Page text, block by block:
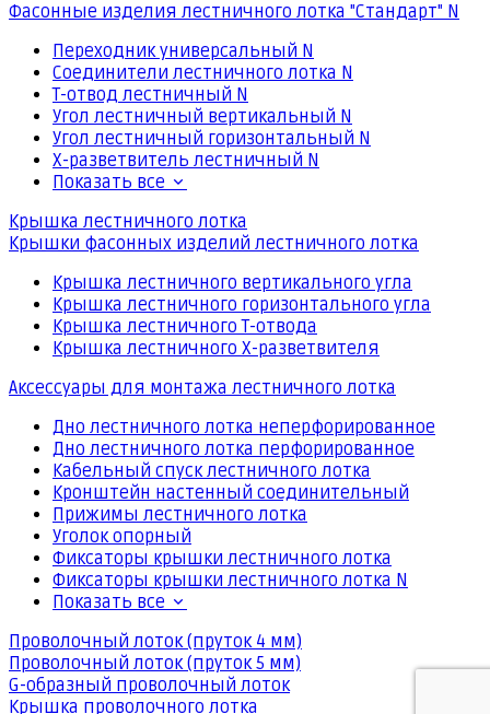
Фасонные изделия лестничного лотка "Стандарт" N
Переходник универсальный N
Соединители лестничного лотка N
Т-отвод лестничный N
Угол лестничный вертикальный N
Угол лестничный горизонтальный N
Х-разветвитель лестничный N
Показать все
Крышка лестничного лотка
Крышки фасонных изделий лестничного лотка
Крышка лестничного вертикального угла
Крышка лестничного горизонтального угла
Крышка лестничного Т-отвода
Крышка лестничного Х-разветвителя
Аксессуары для монтажа лестничного лотка
Дно лестничного лотка неперфорированное
Дно лестничного лотка перфорированное
Кабельный спуск лестничного лотка
Кронштейн настенный соединительный
Прижимы лестничного лотка
Уголок опорный
Фиксаторы крышки лестничного лотка
Фиксаторы крышки лестничного лотка N
Показать все
Проволочный лоток (пруток 4 мм)
Проволочный лоток (пруток 5 мм)
G-образный проволочный лоток
Крышка проволочного лотка